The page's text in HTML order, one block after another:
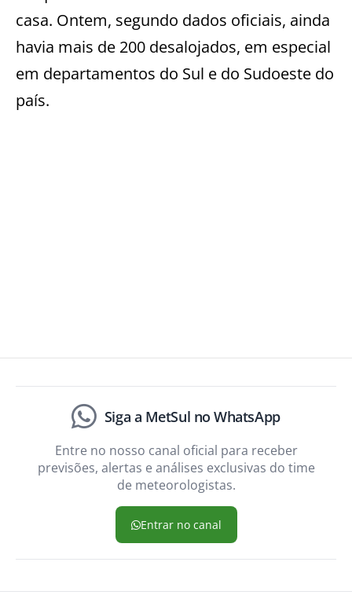
casa. Ontem, segundo dados oficiais, ainda
havia mais de 200 desalojados, em especial
em departamentos do Sul e do Sudoeste do
país.
Siga a MetSul no WhatsApp
Entre no nosso canal oficial para receber
previsões, alertas e análises exclusivas do time
de meteorologistas.
Entrar no canal